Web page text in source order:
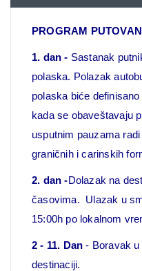
PROGRAM
1. dan - Sastanak
polaska. Polazak
polaska biće
kada se obaveštavaju
usputnim pauzama
graničnih i carinskih
2. dan -Dolazak na
časovima. Ulazak u
15:00h po lokalnom
2 - 11. Dan - Boravak
destinaciji.